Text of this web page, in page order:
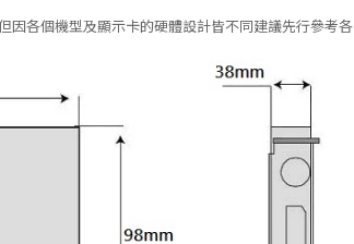
因各個機型及顯示卡的硬體設計皆不同建議先行參考各